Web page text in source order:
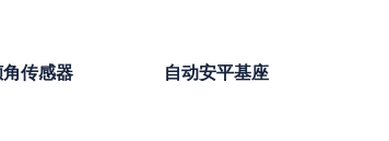
角传感器 自动安平基座